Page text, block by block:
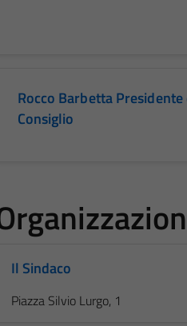
Rocco Barbetta Presidente
Consiglio
Il Sindaco
Piazza Silvio Lurgo, 1